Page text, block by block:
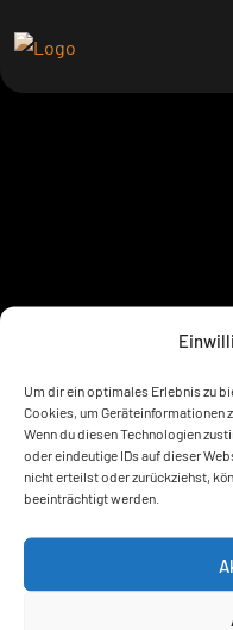
Um dir ein optimales Erlebnis zu
Cookies, um Geräteinformationen
Wenn du diesen Technologien
oder eindeutige IDs auf dieser
nicht erteilst oder zurückziehst,
beeinträchtigt werden.